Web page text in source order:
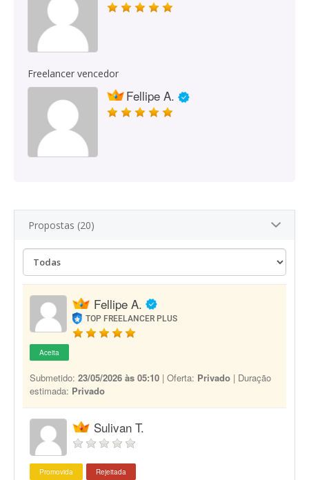
Freelancer vencedor
Fellipe A.
Propostas (20)
Fellipe A.
TOP FREELANCER PLUS
Aceita
Submetido: 23/05/2026 às 05:10 | Oferta: Privado | Duração
estimada: Privado
Sulivan T.
Promovida Rejeitada